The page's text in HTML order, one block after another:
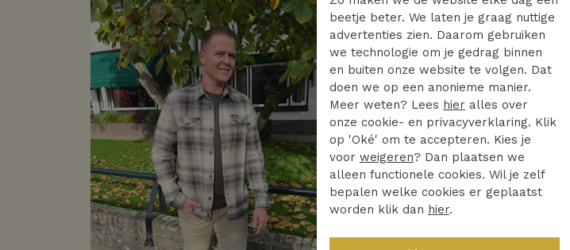
29.99
beetje beter. We laten je graag nuttige
advertenties zien. Daarom gebruiken
we technologie om je gedrag binnen
en buiten onze website te volgen. Dat
doen we op een anonieme manier.
Meer weten? Lees hier alles over
onze cookie- en privacyverklaring. Klik
op 'Oké' om te accepteren. Kies je
voor weigeren? Dan plaatsen we
alleen functionele cookies. Wil je zelf
bepalen welke cookies er geplaatst
worden klik dan hier.